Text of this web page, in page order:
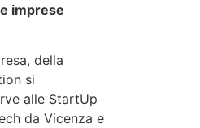
imprese
della
si
alle StartUp
da Vicenza e